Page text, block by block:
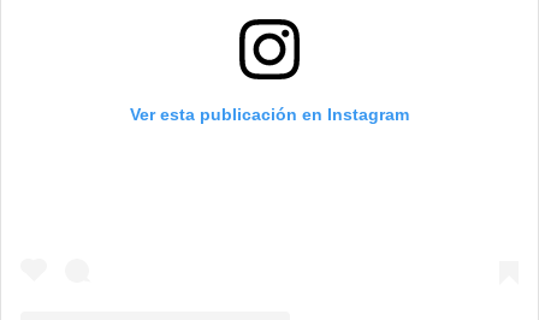
Ver esta publicación en Instagram